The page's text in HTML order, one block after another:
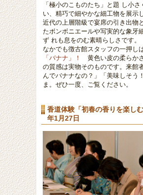
「極小のこものたち」と題 し小さ
い、精巧で細やかな細工物を展示
近代の上層階級で宴席の引き出物
たボンボニエールや写実的な象牙
ず れも息をのむ素晴らしさです。
なかでも徴古館スタッフの一押し
「バナナ」！
黄色い皮の柔らか
の質感は実物そのものです。来館
んでバナナなの？」「美味しそう
ま。ぜひ一度、ご覧ください。
香道体験「初春の香りを楽し
年1月27日